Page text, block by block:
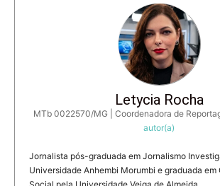
Letycia Rocha
MTb 0022570/MG | Coordenadora de
autor(a)
Jornalista pós-graduada em Jornalismo
Universidade Anhembi Morumbi e graduada